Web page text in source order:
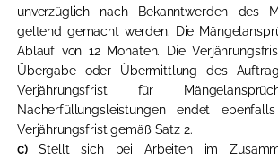
unverzüglich nach Bekanntwerden des
geltend gemacht werden. Die
Ablauf von 12 Monaten. Die
Übergabe oder Übermittlung des
Verjährungsfrist für
Nacherfüllungsleistungen endet
Verjährungsfrist gemäß Satz 2.
c)Stellt sich bei Arbeiten im